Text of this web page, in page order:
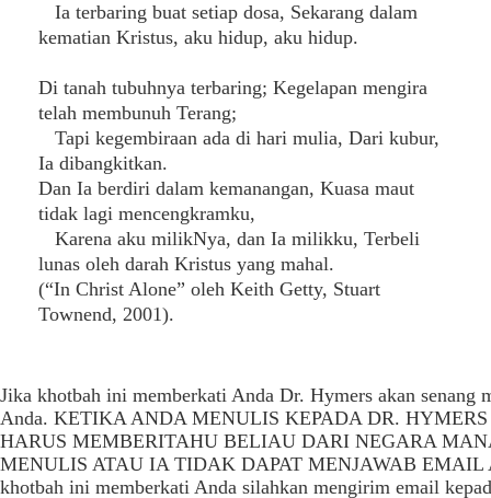
Ia terbaring buat setiap dosa, Sekarang dalam
kematian Kristus, aku hidup, aku hidup.
Di tanah tubuhnya terbaring; Kegelapan mengira
telah membunuh Terang;
Tapi kegembiraan ada di hari mulia, Dari kubur,
Ia dibangkitkan.
Dan Ia berdiri dalam kemanangan, Kuasa maut
tidak lagi mencengkramku,
Karena aku milikNya, dan Ia milikku, Terbeli
lunas oleh darah Kristus yang mahal.
(“In Christ Alone” oleh Keith Getty, Stuart
Townend, 2001).
Jika khotbah ini memberkati Anda Dr. Hymers akan senang
Anda. KETIKA ANDA MENULIS KEPADA DR.
HARUS MEMBERITAHU BELIAU DARI NEGARA
MENULIS ATAU IA TIDAK DAPAT MENJAWAB EMAIL
khotbah ini memberkati Anda silahkan mengirim email